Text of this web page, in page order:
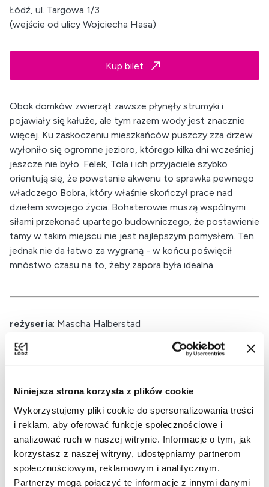
Niniejsza strona korzysta z plików cookie
Wykorzystujemy pliki cookie do spersonalizowania treści
i reklam, aby oferować funkcje społecznościowe i
analizować ruch w naszej witrynie. Informacje o tym, jak
korzystasz z naszej witryny, udostępniamy partnerom
społecznościowym, reklamowym i analitycznym.
Partnerzy mogą połączyć te informacje z innymi danymi
Obok domków zwierząt zawsze płynęły strumyki i
pojawiały się kałuże, ale tym razem wody jest znacznie
więcej. Ku zaskoczeniu mieszkańców puszczy zza drzew
wyłoniło się ogromne jezioro, którego kilka dni wcześniej
jeszcze nie było. Felek, Tola i ich przyjaciele szybko
orientują się, że powstanie akwenu to sprawka pewnego
władczego Bobra, który właśnie skończył prace nad
dziełem swojego życia. Bohaterowie muszą wspólnymi
siłami przekonać upartego budowniczego, że postawienie
tamy w takim miejscu nie jest najlepszym pomysłem. Ten
jednak nie da łatwo za wygraną - w końcu poświęcił
mnóstwo czasu na to, żeby zapora była idealna.
reżyseria: Mascha Halberstad
produkcja
: Holandia, Belgia, Luksemburg
rok produkcji: 2024
Łódź, ul. Targowa 1/3
(wejście od ulicy Wojciecha Hasa)
Kup bilet